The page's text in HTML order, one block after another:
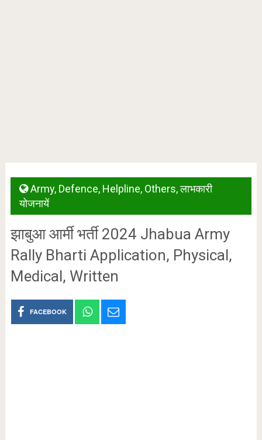
Army, Defence, Helpline, Others,लाभकारी
योजनायें
झाबुआ आर्मी भर्ती 2024 Jhabua Army
Rally Bharti Application, Physical,
Medical, Written
FACEBOOK